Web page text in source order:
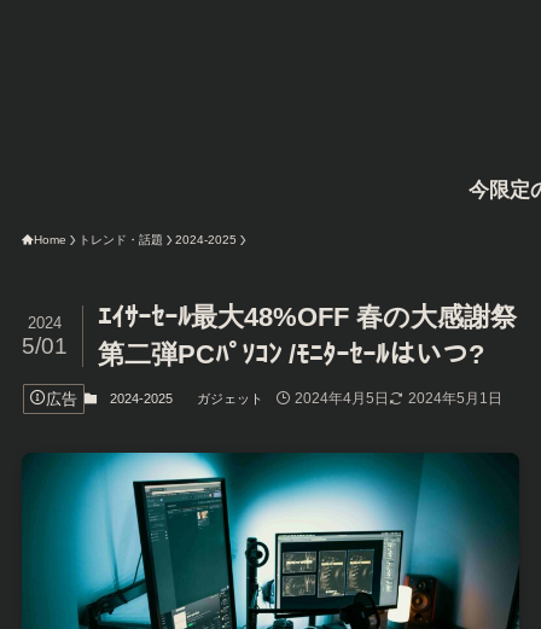
今限定のAmazonタ
Home トレンド・話題 2024-2025
ｴｲｻｰｾｰﾙ最大48%OFF 春の大感謝祭
第二弾PCﾊﾟｿｺﾝ /ﾓﾆﾀｰｾｰﾙはいつ?
2024
5/01
広告 2024-2025 ガジェット 2024年4月5日 2024年5月1日